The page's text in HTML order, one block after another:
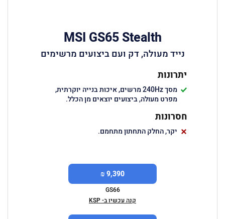
MSI GS65 Stealth
נייד מעולה, דק ועם ביצועים מרשימים
יתרונות
מסך 240Hz מרשים, איכות בנייה יוקרתית,
מפרט מעולה, ביצועים יוצאים מן הכלל.
חסרונות
יקר, החלק התחתון מתחמם.
9,390 ₪
GS66
קנה עכשיו ב- KSP